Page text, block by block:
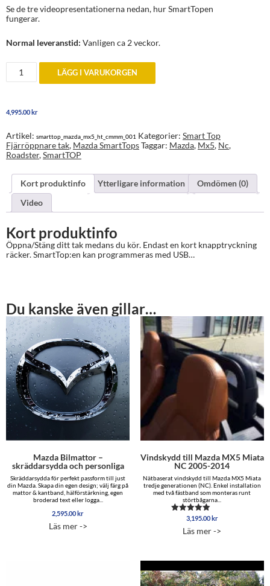
Se de tre videopresentationerna nedan, hur SmartTopen
fungerar.
Normal leveranstid: Vanligen ca 2 veckor.
SmartTop
Mazda
MX-
HT
LÄGG I VARUKORGEN
4,995.00kr
Artikel: smarttop_mazda_mx5_ht_cmmm_001 Kategorier: Smart Top
Fjärröppnare tak, Mazda SmartTopsTaggar: Mazda, Mx5, Nc,
Roadster,SmartTOP
Kort produktinfo Ytterligare information
Omdömen (0)
Video
Kort produktinfo
Öppna/Stäng ditt tak medans du kör. Endast en kort knapptryckning
räcker. SmartTop:en kan programmeras med USB…
Du kanske även gillar…
Mazda Bilmattor –
skräddarsydda och personliga
Skräddarsydda för perfekt passform till just
din Mazda. Skapa din egen design; välj färg på
mattor & kantband, hälförstärkning, egen
broderad text eller logga...
2,595.00kr
Läs mer ->
Vindskydd till Mazda MX5 Miata
NC 2005-2014
Nätbaserat vindskydd till Mazda MX5 Miata
tredje generationen (NC). Enkel installation
med två fästband som monteras runt
störtbågarna...
Betygsatt
av 5
3,195.00kr
Läs mer ->